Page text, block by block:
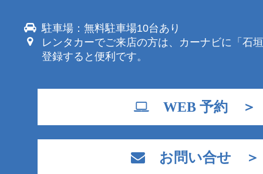
駐車場：無料駐車場10台あり
レンタカーでご来店の方は、カーナビに「石
登録すると便利です。
WEB 予約 ＞
お問い合せ ＞